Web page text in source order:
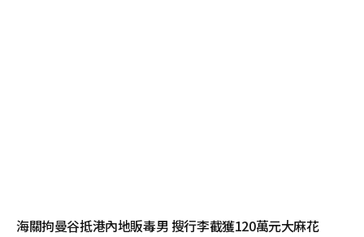
海關拘曼谷抵港內地販毒男 搜行李截獲120萬元大麻花